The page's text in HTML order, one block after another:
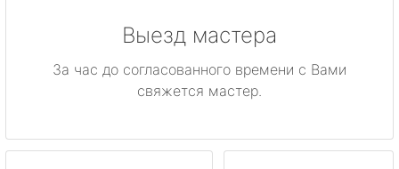
Выезд мастера
За час до согласованного времени с Вами
свяжется мастер.